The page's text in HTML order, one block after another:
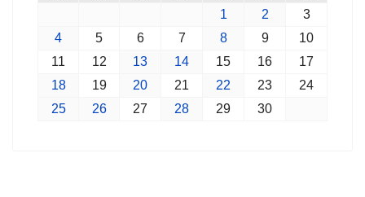
1 2
3
4
5 6 7 8 9
10
11
12 13 14 15 16
17
18
19 20 21 22 23
24
25
26 27 28 29 30